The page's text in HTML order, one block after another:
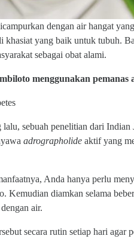
dengan air hangat
khasiat yang baik untuk tubuh.
sebagai obat alami.
menggunakan pemanas
lalu, sebuah penelitian dari
adrographolide aktif yang
Anda hanya perlu
Kemudian diamkan selama
air.
secara rutin setiap hari agar